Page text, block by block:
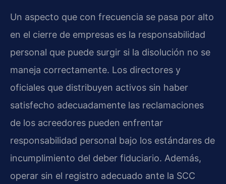
Un aspecto que con frecuencia se pasa por alto
en el cierre de empresas es la responsabilidad
personal que puede surgir si la disolución no se
maneja correctamente. Los directores y
oficiales que distribuyen activos sin haber
satisfecho adecuadamente las reclamaciones
de los acreedores pueden enfrentar
responsabilidad personal bajo los estándares de
incumplimiento del deber fiduciario. Además,
operar sin el registro adecuado ante la SCC